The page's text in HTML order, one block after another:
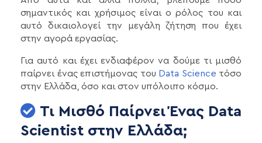
σημαντικός και χρήσιμος είναι ο ρόλος του και
αυτό δικαιολογεί την μεγάλη ζήτηση που έχει
στην αγορά εργασίας.
Για αυτό και έχει ενδιαφέρον να δούμε τι μισθό
παίρνει ένας επιστήμονας του Data Science τόσο
στην Ελλάδα, όσο και στον υπόλοιπο κόσμο.
Τι Μισθό Παίρνει Ένας Data
Scientist στην Ελλάδα;